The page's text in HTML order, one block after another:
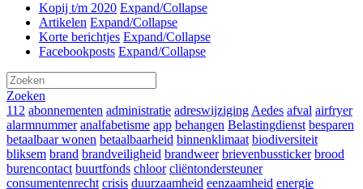
Kopij t/m 2020 Expand/Collapse
Artikelen Expand/Collapse
Korte berichtjes Expand/Collapse
Facebookposts Expand/Collapse
Zoeken
112 abonnementen administratie adreswijzigingAedes afval airfryer
alarmnummer analfabetisme app behangen Belastingdienst besparen
betaalbaar wonen betaalbaarheid binnenklimaat biodiversiteit
bliksem brand brandveiligheid brandweer brievenbussticker brood
burencontact buurtfonds chloor cliëntondersteuner
consumentenrecht crisis duurzaamheid eenzaamheid energie